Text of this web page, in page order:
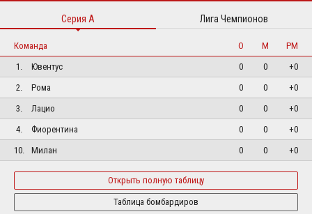
Серия А Лига Чемпионов
Команда О М
РМ
1.
Ювентус 0 0
+0
2.
Рома 0 0
+0
3.
Лацио 0 0
+0
4.
Фиорентина 0 0
+0
10.
Милан 0 0 +0
Открыть полную таблицу
Таблица бомбардиров